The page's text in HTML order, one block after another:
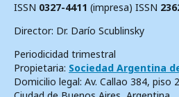
ISSN 0327-4411 (impresa) ISSN
Director: Dr. Darío Scublinsky
Periodicidad trimestral
Propietaria: Sociedad Argentina
Domicilio legal: Av. Callao 384, piso